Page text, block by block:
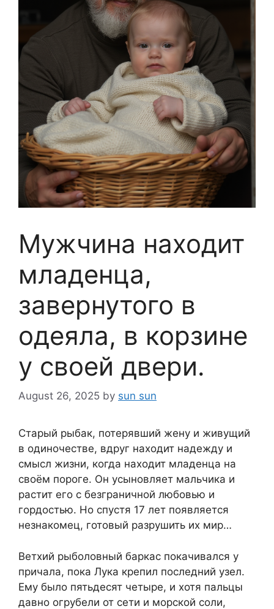
Мужчина находит
младенца,
завернутого в
одеяла, в корзине
у своей двери.
August 26, 2025 by sun sun
Старый рыбак, потерявший жену и живущий
в одиночестве, вдруг находит надежду и
смысл жизни, когда находит младенца на
своём пороге. Он усыновляет мальчика и
растит его с безграничной любовью и
гордостью. Но спустя 17 лет появляется
незнакомец, готовый разрушить их мир…
Ветхий рыболовный баркас покачивался у
причала, пока Лука крепил последний узел.
Ему было пятьдесят четыре, и хотя пальцы
давно огрубели от сети и морской соли,